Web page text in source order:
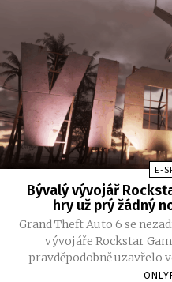
E-
Bývalý vývojář
hry už prý žádný
Grand Theft Auto 6 se
vývojáře Rockstar
pravděpodobně uzavřelo
měsíce před vydáním